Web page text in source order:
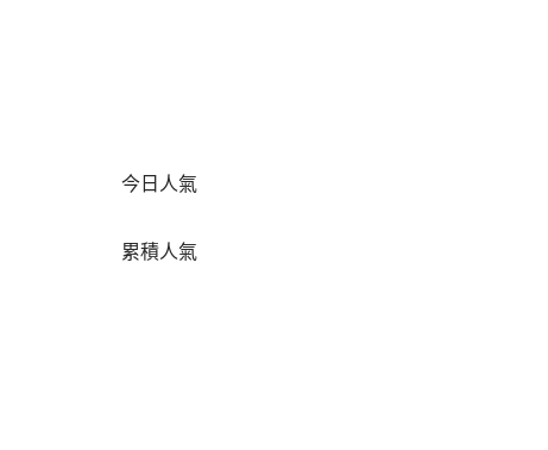
今日人氣
累積人氣